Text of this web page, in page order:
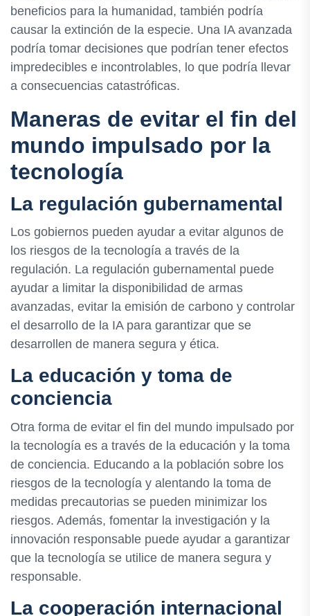
beneficios para la humanidad, también podría
causar la extinción de la especie. Una IA avanzada
podría tomar decisiones que podrían tener efectos
impredecibles e incontrolables, lo que podría llevar
a consecuencias catastróficas.
Maneras de evitar el fin del
mundo impulsado por la
tecnología
La regulación gubernamental
Los gobiernos pueden ayudar a evitar algunos de
los riesgos de la tecnología a través de la
regulación. La regulación gubernamental puede
ayudar a limitar la disponibilidad de armas
avanzadas, evitar la emisión de carbono y controlar
el desarrollo de la IA para garantizar que se
desarrollen de manera segura y ética.
La educación y toma de
conciencia
Otra forma de evitar el fin del mundo impulsado por
la tecnología es a través de la educación y la toma
de conciencia. Educando a la población sobre los
riesgos de la tecnología y alentando la toma de
medidas precautorias se pueden minimizar los
riesgos. Además, fomentar la investigación y la
innovación responsable puede ayudar a garantizar
que la tecnología se utilice de manera segura y
responsable.
La cooperación internacional